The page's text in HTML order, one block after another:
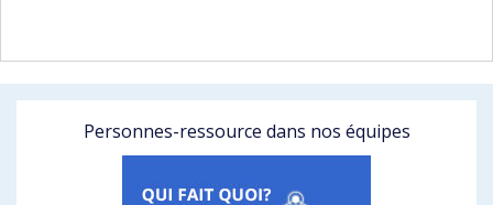
Personnes-ressource dans nos équipes